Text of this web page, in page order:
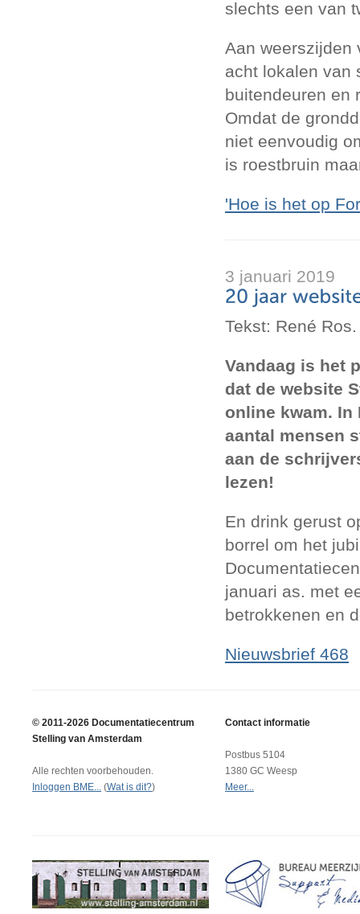
slechts een van
Aan weerszijden
acht lokalen van
buitendeuren en
Omdat de
niet eenvoudig
is roestbruin
'Hoe is het op
3 januari 2019
Tekst: René Ros.
Vandaag is het
dat de website
online kwam. In
aantal mensen
aan de
lezen!
En drink gerust
borrel om het
januari as. met
betrokkenen en
Nieuwsbrief 468
© 2011-2026 Documentatiecentrum
Stelling van Amsterdam
Alle rechten voorbehouden.
Inloggen BME...
(Wat is dit?)
Contact informatie
Postbus 5104
1380 GC Weesp
Meer...